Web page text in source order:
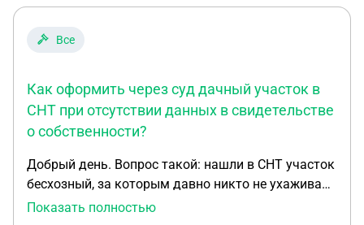
Все
Как оформить через суд дачный участок в
СНТ при отсутствии данных в свидетельстве
о собственности?
Добрый день. Вопрос такой: нашли в СНТ участок
бесхозный, за которым давно никто не ухаживал.
Нашли собственника, у кого эта дача была,
Показать полностью